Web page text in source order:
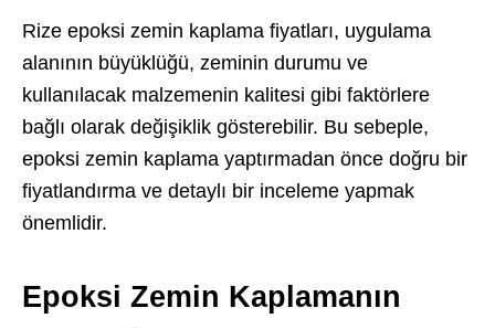
Rize epoksi zemin kaplama fiyatları, uygulama
alanının büyüklüğü, zeminin durumu ve
kullanılacak malzemenin kalitesi gibi faktörlere
bağlı olarak değişiklik gösterebilir. Bu sebeple,
epoksi zemin kaplama yaptırmadan önce doğru bir
fiyatlandırma ve detaylı bir inceleme yapmak
önemlidir.
Epoksi Zemin Kaplamanın